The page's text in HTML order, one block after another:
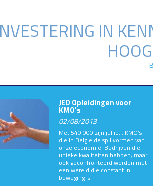
IN
-
JED Opleidingen voor
KMO's
02/08/2013
Met 540.000 zijn jullie… KMO’s
die in België de spil vormen van
onze economie. Bedrijven die
unieke kwaliteiten hebben, maar
ook geconfronteerd worden met
een wereld die constant in
beweging is.